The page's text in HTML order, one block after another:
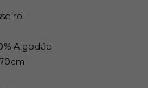
Algodão